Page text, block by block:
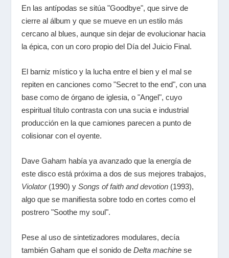
En las antípodas se sitúa "Goodbye", que sirve de
cierre al álbum y que se mueve en un estilo más
cercano al blues, aunque sin dejar de evolucionar hacia
la épica, con un coro propio del Día del Juicio Final.
El barniz místico y la lucha entre el bien y el mal se
repiten en canciones como "Secret to the end", con una
base como de órgano de iglesia, o "Angel", cuyo
espiritual título contrasta con una sucia e industrial
producción en la que camiones parecen a punto de
colisionar con el oyente.
Dave Gaham había ya avanzado que la energía de
este disco está próxima a dos de sus mejores trabajos,
Violator(1990) ySongs of faith and devotion (1993),
algo que se manifiesta sobre todo en cortes como el
postrero "Soothe my soul".
Pese al uso de sintetizadores modulares, decía
también Gaham que el sonido deDelta machine se